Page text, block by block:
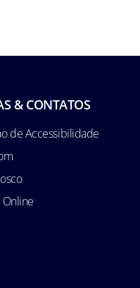
& CONTATOS
de Accessibilidade
Online